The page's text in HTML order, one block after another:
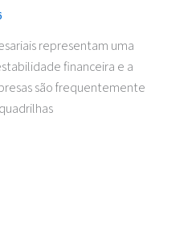
representam uma
financeira e a
são frequentemente